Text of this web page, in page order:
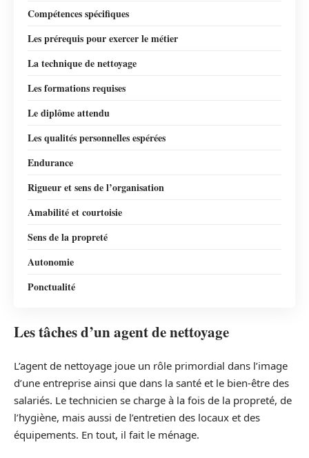
Compétences spécifiques
Les prérequis pour exercer le métier
La technique de nettoyage
Les formations requises
Le diplôme attendu
Les qualités personnelles espérées
Endurance
Rigueur et sens de l’organisation
Amabilité et courtoisie
Sens de la propreté
Autonomie
Ponctualité
Les tâches d’un agent de nettoyage
L’agent de nettoyage joue un rôle primordial dans l’image
d’une entreprise ainsi que dans la santé et le bien-être des
salariés. Le technicien se charge à la fois de la propreté, de
l’hygiène, mais aussi de l’entretien des locaux et des
équipements. En tout, il fait le ménage.